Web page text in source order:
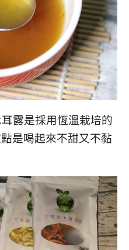
露是採用恆溫栽培的
是喝起來不甜又不黏